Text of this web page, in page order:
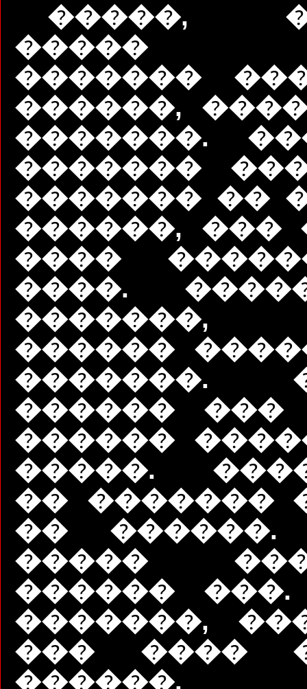
�����,
�����
�������
������,
�������.
�������
������� ��
������, ���
����
����.
������
�������.
������ ���
������
�����.
�� �������
�� ������.
�����
������ ���.
�������,
��� ����
������.